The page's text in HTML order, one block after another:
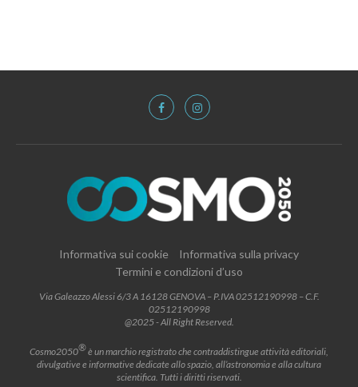
Informativa sui cookie
Informativa sulla privacy
Termini e condizioni d’uso
Via Galeazzo Alessi 6/3 A 16128 GENOVA – P.IVA 02512190998 – C.F.
02512190998
@2025 - All Right Reserved.
Cosmo2050®è un marchio registrato che contraddistingue attività editoriali,
divulgative e informative dedicate allo spazio, all’astronomia e alla cultura
scientifica. Tutti i diritti riservati.